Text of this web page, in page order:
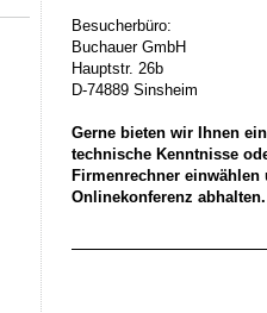
Besucherbüro:
Buchauer GmbH
Hauptstr. 26b
D-74889 Sinsheim
Gerne bieten wir Ihnen
technische Kenntnisse
Firmenrechner
Onlinekonferenz abhalten.